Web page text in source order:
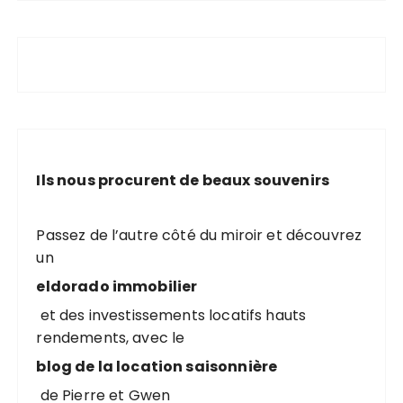
Ils nous procurent de beaux souvenirs
Passez de l’autre côté du miroir et découvrez
un
eldorado immobilier
et des investissements locatifs hauts
rendements, avec le
blog de la location saisonnière
de Pierre et Gwen